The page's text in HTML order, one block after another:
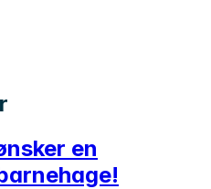
en